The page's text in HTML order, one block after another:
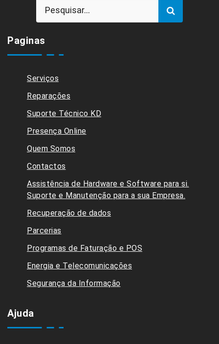
Paginas
Serviços
Reparações
Suporte Técnico KD
Presença Online
Quem Somos
Contactos
Assistência de Hardware e Software para si.
Suporte e Manutenção para a sua Empresa.
Recuperação de dados
Parcerias
Programas de Faturação e POS
Energia e Telecomunicações
Segurança da Informação
Ajuda